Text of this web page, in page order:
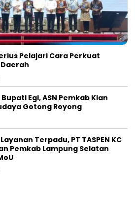
Pelajari Cara Perkuat
Egi, ASN Pemkab Kian
Gotong Royong
Terpadu, PT TASPEN KC
Pemkab Lampung Selatan